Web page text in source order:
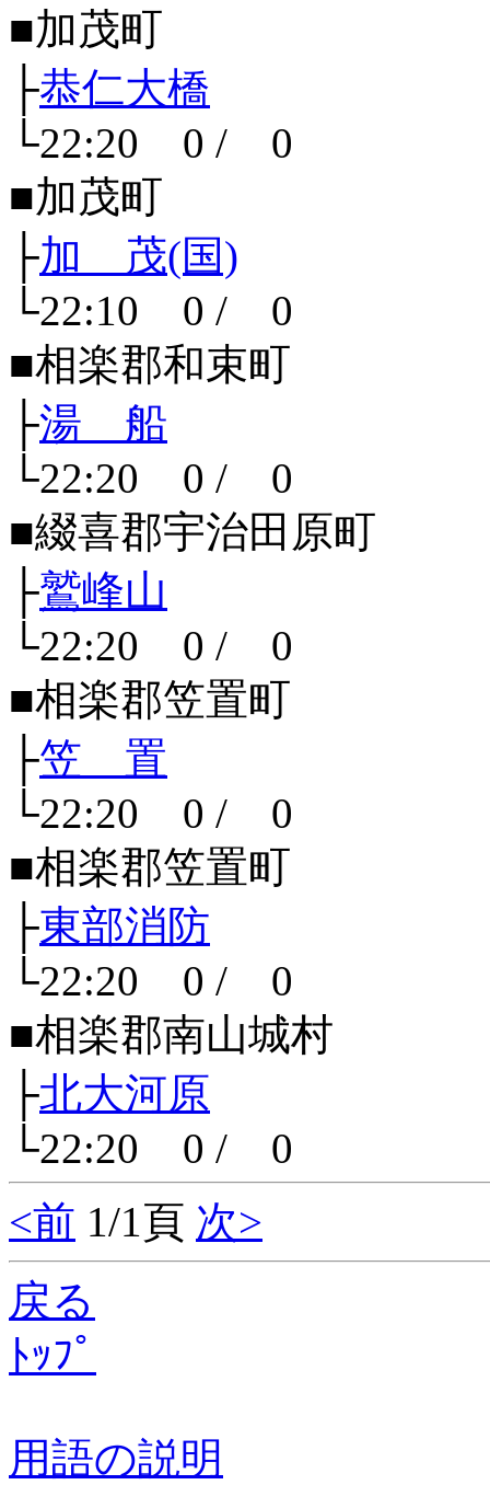
■加茂町
├恭仁大橋
└22:20 0 / 0
■加茂町
├加 茂(国)
└22:10 0 / 0
■相楽郡和束町
├湯 船
└22:20 0 / 0
■綴喜郡宇治田原町
├鷲峰山
└22:20 0 / 0
■相楽郡笠置町
├笠 置
└22:20 0 / 0
■相楽郡笠置町
├東部消防
└22:20 0 / 0
■相楽郡南山城村
├北大河原
└22:20 0 / 0
<前 1/1頁 次>
戻る
ﾄｯﾌﾟ
用語の説明